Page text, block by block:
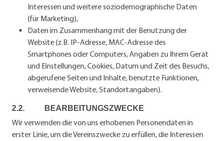
Interessen und weitere soziodemographische Daten
(für Marketing),
Daten im Zusammenhang mit der Benutzung der
Website (z.B. IP-Adresse, MAC-Adresse des
Smartphones oder Computers, Angaben zu Ihrem Gerät
und Einstellungen, Cookies, Datum und Zeit des Besuchs,
abgerufene Seiten und Inhalte, benutzte Funktionen,
verweisende Website, Standortangaben).
2.2. BEARBEITUNGSZWECKE
Wir verwenden die von uns erhobenen Personendaten in
erster Linie, um die Vereinszwecke zu erfüllen, die Interessen